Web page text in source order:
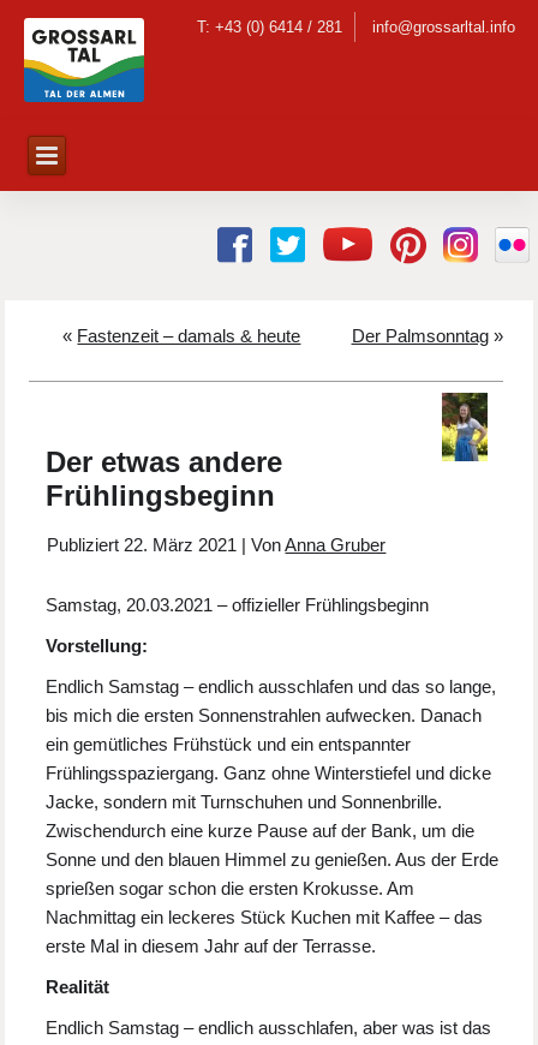
T: +43 (0) 6414 / 281 info@grossarltal.info
« Fastenzeit – damals & heute Der Palmsonntag»
Der etwas andere
Frühlingsbeginn
Publiziert 22. März 2021 |Von Anna Gruber
Samstag, 20.03.2021 – offizieller Frühlingsbeginn
Vorstellung:
Endlich Samstag – endlich ausschlafen und das so lange,
bis mich die ersten Sonnenstrahlen aufwecken. Danach
ein gemütliches Frühstück und ein entspannter
Frühlingsspaziergang. Ganz ohne Winterstiefel und dicke
Jacke, sondern mit Turnschuhen und Sonnenbrille.
Zwischendurch eine kurze Pause auf der Bank, um die
Sonne und den blauen Himmel zu genießen. Aus der Erde
sprießen sogar schon die ersten Krokusse. Am
Nachmittag ein leckeres Stück Kuchen mit Kaffee – das
erste Mal in diesem Jahr auf der Terrasse.
Realität
Endlich Samstag – endlich ausschlafen, aber was ist das